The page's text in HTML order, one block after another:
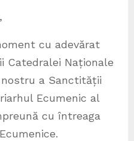
cu adevărat
Catedralei Naționale
a Sanctității
Ecumenic al
cu întreaga